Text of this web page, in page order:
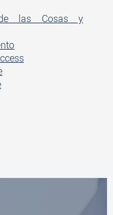
las Cosas y